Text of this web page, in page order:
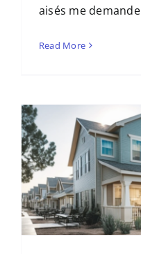
aisés me
Read More